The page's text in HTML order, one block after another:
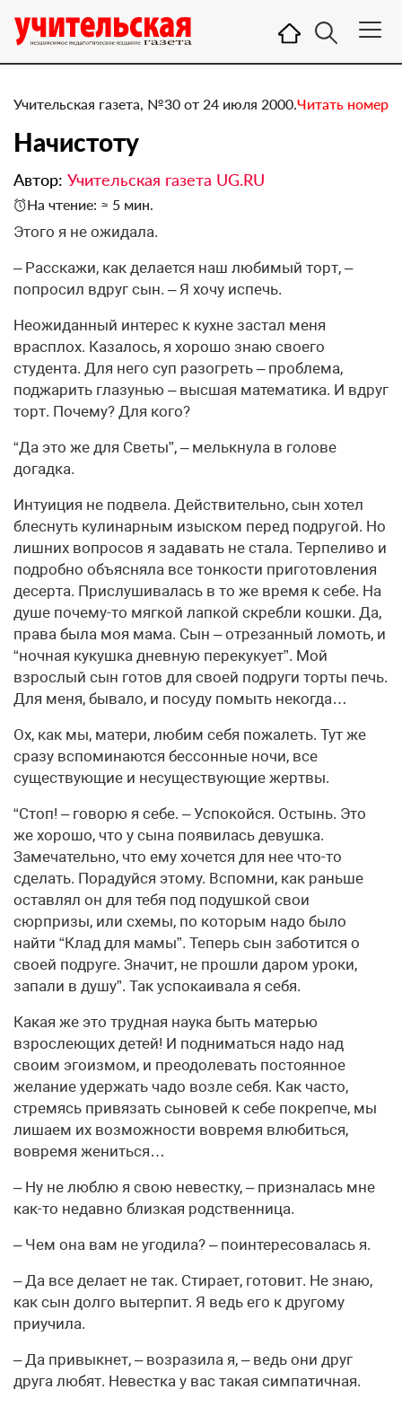
Учительская газета, №30 от 24 июля 2000.Читать номер
Начистоту
Автор: Учительская газета UG.RU
На чтение: ≈ 5 мин.
Этого я не ожидала.
– Расскажи, как делается наш любимый торт, –
попросил вдруг сын. – Я хочу испечь.
Неожиданный интерес к кухне застал меня
врасплох. Казалось, я хорошо знаю своего
студента. Для него суп разогреть – проблема,
поджарить глазунью – высшая математика. И вдруг
торт. Почему? Для кого?
“Да это же для Светы”, – мелькнула в голове
догадка.
Интуиция не подвела. Действительно, сын хотел
блеснуть кулинарным изыском перед подругой. Но
лишних вопросов я задавать не стала. Терпеливо и
подробно объясняла все тонкости приготовления
десерта. Прислушивалась в то же время к себе. На
душе почему-то мягкой лапкой скребли кошки. Да,
права была моя мама. Сын – отрезанный ломоть, и
“ночная кукушка дневную перекукует”. Мой
взрослый сын готов для своей подруги торты печь.
Для меня, бывало, и посуду помыть некогда…
Ох, как мы, матери, любим себя пожалеть. Тут же
сразу вспоминаются бессонные ночи, все
существующие и несуществующие жертвы.
“Стоп! – говорю я себе. – Успокойся. Остынь. Это
же хорошо, что у сына появилась девушка.
Замечательно, что ему хочется для нее что-то
сделать. Порадуйся этому. Вспомни, как раньше
оставлял он для тебя под подушкой свои
сюрпризы, или схемы, по которым надо было
найти “Клад для мамы”. Теперь сын заботится о
своей подруге. Значит, не прошли даром уроки,
запали в душу”. Так успокаивала я себя.
Какая же это трудная наука быть матерью
взрослеющих детей! И подниматься надо над
своим эгоизмом, и преодолевать постоянное
желание удержать чадо возле себя. Как часто,
стремясь привязать сыновей к себе покрепче, мы
лишаем их возможности вовремя влюбиться,
вовремя жениться…
– Ну не люблю я свою невестку, – призналась мне
как-то недавно близкая родственница.
– Чем она вам не угодила? – поинтересовалась я.
– Да все делает не так. Стирает, готовит. Не знаю,
как сын долго вытерпит. Я ведь его к другому
приучила.
– Да привыкнет, – возразила я, – ведь они друг
друга любят. Невестка у вас такая симпатичная.